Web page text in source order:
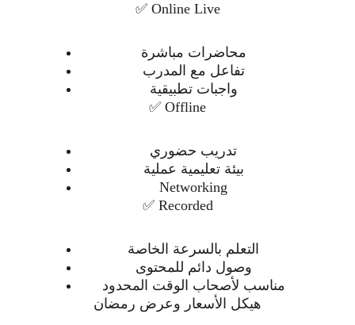
✅ Online Live
محاضرات مباشرة
تفاعل مع المدرب
واجبات تطبيقية
✅ Offline
تدريب حضوري
بيئة تعليمية عملية
Networking
✅ Recorded
التعلم بالسرعة الخاصة
وصول دائم للمحتوى
مناسب لأصحاب الوقت المحدود
هيكل الأسعار وعرض رمضان